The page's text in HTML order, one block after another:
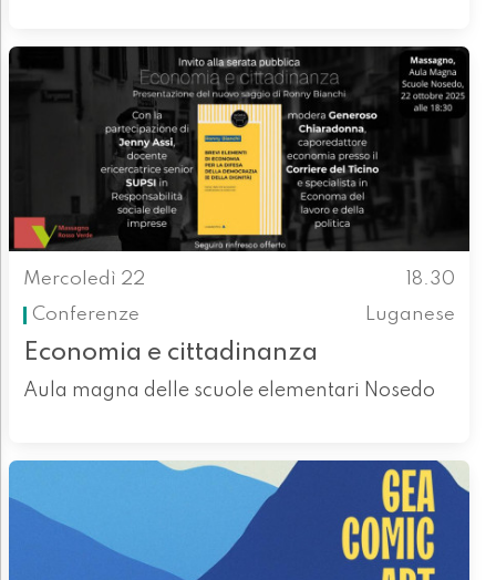
Mercoledì 22
18.30
Conferenze
Luganese
Economia e cittadinanza
Aula magna delle scuole elementari Nosedo